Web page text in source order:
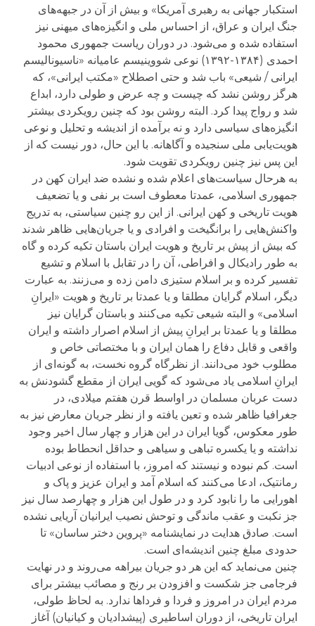
استکبار جهانی به رهبری آمریکا» و بیش از آن در جبهه‌های
جنگ ایران و عراق، از احساس ملی و انگیزه‌های میهنی نیز
استفاده شده و می‌شود. در دوران ریاست جمهوری محمود
احمدی (۱۳۸۴-۱۳۹۲) نوعی شووینیسم عامیانه «ناسیونالیسم
ایرانی / شیعی» باب شد و حتی اصطلاح «مکتب ایرانی»، که
هرگز روشن نشد که چیست و چه عرض و طولی دارد، ابداع
شد و رواج پیدا کرد. البته روشن بود که چنین رویکردی بیشتر
انگیزه‌های سیاسی دارد و نه برآمده از اندیشه و تحلیل و نوعی
هویت‌یابی ملی سنجیده و آگاهانه. با این حال، دور نیست که از
این پس نیز چنین رویکردی تقویت شود.
به هرحال سیاست‌های اعلام شده و نشده ضد ایران کهن در
جمهوری اسلامی، عمدتا معطوف است بر نفی و یا تضعیف
هویت تاریخی و کهن ایرانی. از این رو چنین سیاستی، به تدریج
واکنش‌هایی را برانگیخت و افرادی و یا جریان‌هایی ظاهر شدند
که بیش از پیش بر تاریخ و هویت ایران باستان تکیه کرده و گاه
به طور رادیکال و افراطی، آن را در تقابل با اسلام و تشیع
تفسیر کرده و بر اسلام ستیزی دامن زده و می‌زنند. به عبارت
دیگر، اسلام گرایان مطلقا و یا عمدتا بر تاریخ و هویت «ایرانِ
اسلامی» و البته شیعی تکیه می‌کنند و باستان گرایان نیز
مطلقا و یا عمدتا بر ایرانِ پیش از اسلام اصرار داشته و ایران
واقعی و قابل دفاع را همان ایران و با مختصاتی خاص و
مطلوب خود می‌دانند. از نظرگاه گروه نخست، به گونه‌ای از
ایرانِ اسلامی یاد می‌شود که گویی ایران از مقطع گشودنش به
دست عربان مسلمان در اواسط قرن هفتم میلادی، در
جغرافیا ظاهر شده و تعین یافته و از نظر جریان معارض نیز به
طور معکوس، گویا ایران در این هزار و چهار سال اخیر وجود
نداشته و یا یکسره تباهی و سیاهی و حداقل انحطاط بوده
است. کم نبوده و نیستند که امروز، با استفاده از نوعی ادبیات
رمانتیک، ادعا می‌کنند که اسلام آمد و ایران عزیز و پاک و
اهورایی ما را نابود کرد و در طول این هزار و چهارصد سال نیز
جز نکبت و عقب ماندگی و توحش نصیب ایرانیان آریایی نشده
است. صادق هدایت در نمایشنامه «پروین دختر ساسان» تا
حدودی مبلغ چنین اندیشه‌ای است.
چنین می‌نماید که این هر دو جریان بیراهه می‌روند و در نهایت
فرجامی جز شکست و افزودن بر رنج و مصائب بیشتر برای
مردم ایران در امروز و فردا و فرداها ندارد. به لحاظ طولی،
ایران تاریخی، از دوران اساطیری (پیشدادیان و کیانیان) آغاز